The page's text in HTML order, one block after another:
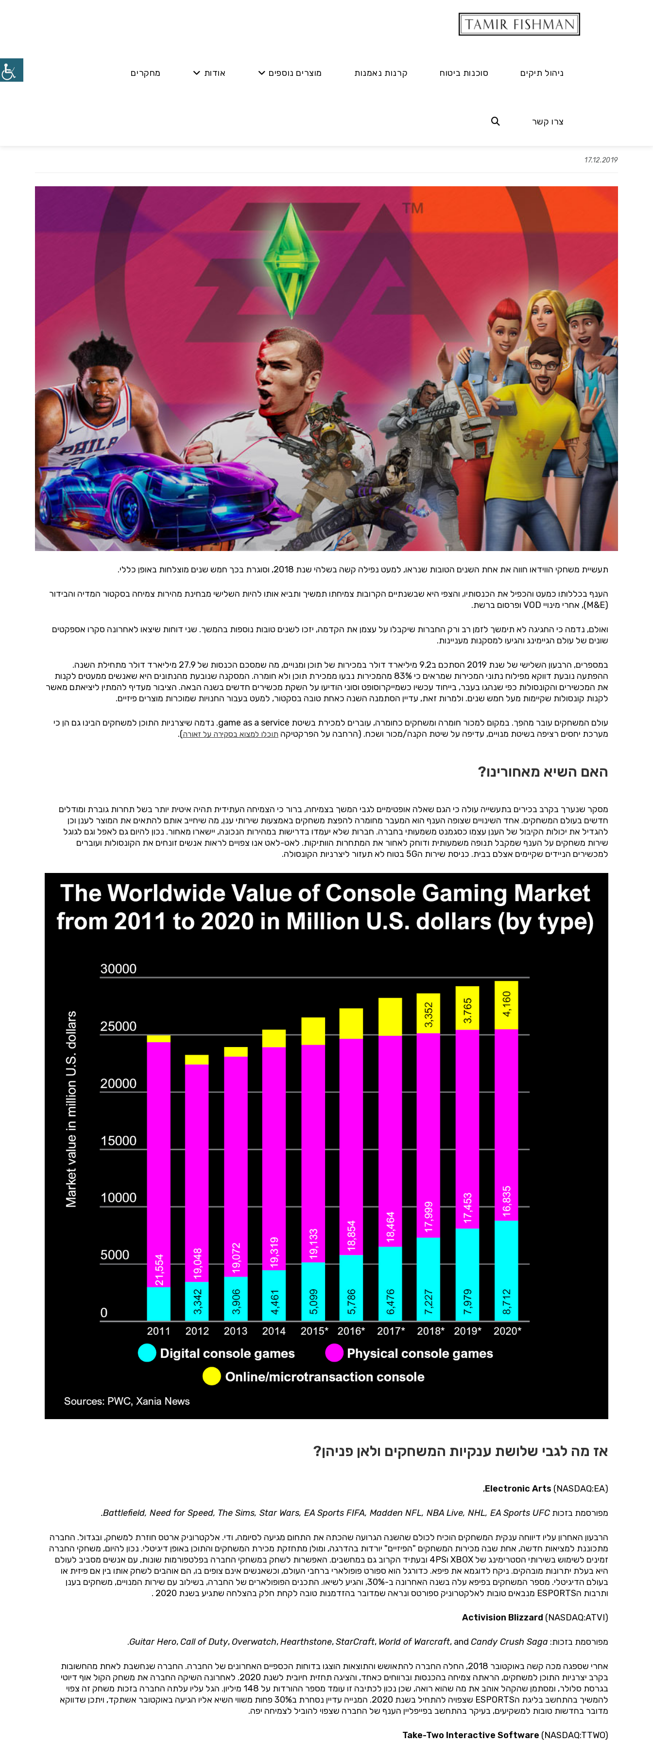
ניהול תיקים סוכנות ביטוח קרנות נאמנות מוצרים נוספים אודות מחקרים
צרו קשר
השנים המעניינות בענף
17.12.2019
תעשיית משחקי הווידאו חווה את אחת השנים הטובות שנראו, למעט נפילה קשה בשלהי שנת 2018, וסוגרת בכך חמש שנים מוצלחות באופן כללי.
הענף בכללותו כמעט והכפיל את הכנסותיו, והצפי היא שבשנתיים הקרובות צמיחתו תמשיך ותביא אותו להיות השלישי מבחינת מהירות צמיחה בסקטור המדיה והבידור
(
M&E), אחרי מינויי VOD ופרסום ברשת.
ואולם, נדמה כי החגיגה לא תימשך לזמן רב ורק החברות שיקבלו על עצמן את הקדמה, יזכו לשנים טובות נוספות בהמשך. שני דוחות שיצאו לאחרונה סקרו אספקטים
שונים של עולם הגיימינג והגיעו למסקנות מעניינות.
במספרים, הרבעון השלישי של שנת 2019 הסתכם ב9.2 מיליארד דולר במכירות של תוכן ומנויים, מה שמסכם הכנסות של 27.9 מיליארד דולר מתחילת השנה.
ההפתעה נובעת דווקא מפילוח נתוני המכירות שמראים כי 83% מהמכירות נבעו ממכירת תוכן ולא חומרה. המסקנה שנובעת מהנתונים היא שאנשים ממעטים לקנות
את המכשירים והקונסולות כפי שנהגו בעבר, בייחוד עכשיו כשמייקרוסופט וסוני הודיעו על השקת מכשירים חדשים בשנה הבאה. הציבור מעדיף להמתין ליציאתם מאשר
לקנות קונסולות שקיימות מעל חמש שנים. ולמרות זאת, עדיין הסתמנה השנה כאחת טובה בסקטור, למעט בעבור החנויות שמוכרות מוצרים פיזיים.
עולם המשחקים עובר מהפך. במקום למכור חומרה ומשחקים כחומרה, עוברים למכירת בשיטת game as a service. נדמה שיצרניות התוכן למשחקים הבינו גם הן כי
מערכת יחסים רציפה בשיטת מנויים, עדיפה על שיטת הקנה/מכור ושכח. (הרחבה על הפרקטיקה תוכלו למצוא בסקירה על זאורה).
האם השיא מאחורינו?
מסקר שנערך בקרב בכירים בתעשייה עולה כי הגם שאלה אופטימיים לגבי המשך בצמיחה, ברור כי הצמיחה העתידית תהיה איטית יותר בשל תחרות גוברת ומודלים
חדשים בעולם המשחקים. אחד השינויים שצופה הענף הוא המעבר מחומרה להפצת משחקים באמצעות שירותי ענן, מה שיחייב אותם להתאים את המוצר לענן וכן
להגדיל את יכולות הקיבול של הענן עצמו כסגמנט משמעותי בחברה. חברות שלא יעמדו בדרישות במהירות הנכונה, יישארו מאחור. נכון להיום גם לאפל וגם לגוגל
שירות משחקים על הענף שמקבל תנופה משמעותית ודוחק לאחור את המתחרות הוותיקות. לאט-לאט אנו צפויים לראות אנשים זונחים את הקונסולות ועוברים
למכשירים הניידים שקיימים אצלם בבית. כניסת שירות ה5G בטוח לא תעזור ליצרניות הקונסולה.
אז מה לגבי שלושת ענקיות המשחקים ולאן פניהן?
Electronic Arts (NASDAQ:EA),
מפורסמת בזכות Battlefield, Need for Speed, The Sims, Star Wars, EA Sports FIFA, Madden NFL, NBA Live, NHL, EA Sports UFC.
הרבעון האחרון עליו דיווחה ענקית המשחקים הוכיח לכולם שהשנה הגרועה שהכתה את התחום מגיעה לסיומה, ודי. אלקטרוניק ארטס חוזרת למשחק, ובגדול. החברה
מתכוננת למציאות חדשה, אחת שבה מכירות המשחקים "הפיזיים" יורדות בהדרגה, ומולן מתחזקת מכירת המשחקים והתוכן באופן דיגיטלי. נכון להיום, משחקי החברה
זמינים לשימוש בשירותי הסטרימינג של XBOX ו4PS
ובעתיד הקרוב גם במחשבים. האפשרות לשחק במשחקי החברה בפלטפורמות שונות, עם אנשים מסביב לעולם
היא בעלת יתרונות מובהקים. ניקח לדוגמא את פיפא. כדורגל הוא ספורט פופולארי ברחבי העולם, וכשאנשים אינם צופים בו, הם אוהבים לשחק אותו בין אם פיזית או
בעולם הדיגיטלי. מספר המשחקים בפיפא עלה בשנה האחרונה ב-30%, והגיע לשיאו. התכנים הפופולארים של החברה, בשילוב עם שירות המנויים, משחקים בענן
ותרבות הESPORTS מנבאים טובות לאלקטרוניק ספורטס ונראה שמדובר בהזדמנות טובה לקחת חלק בהצלחה שתגיע בשנת 2020 .
Activision Blizzard (NASDAQ:ATVI)
מפורסמת בזכות:
Guitar Hero,Call of Duty,Overwatch,Hearthstone,StarCraft, World of Warcraft, and Candy Crush Saga
.
אחרי שספגה מכה קשה באוקטובר 2018, החלה החברה להתאושש והתוצאות הוצגו בדוחות הכספיים האחרונים של החברה. החברה שנחשבת לאחת מהחשובות
בקרב יצרניות התוכן למשחקים, הראתה צמיחה בהכנסות וברווחים כאחד, והציגה תחזית חיובית לשנת 2020. לאחרונה השיקה החברה את משחק הקול אוף דיוטי
בגרסת סלולר, ומסתמן שהקהל אוהב את מה שהוא רואה, שכן נכון לכתיבה זו עומד מספר ההורדות על 148 מיליון. הגל עליו עלתה החברה בזכות משחק זה צפוי
להמשיך בהתחשב בליגת הESPORTS
שצפויה להתחיל בשנת 2020. המנייה עדיין נסחרת ב30% פחות משווי השיא אליו הגיעה באוקטובר אשתקד, ויתכן שדווקא
מדובר בחדשות טובות למשקיעים, בעיקר בהתחשב בפייפליין הענף של החברה שצפוי להוביל לצמיחה יפה.
Take-Two Interactive Software (NASDAQ:TTWO)